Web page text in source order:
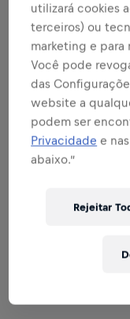
Expandir
SEJA UM
PRODUTO
SEJA UM
utilizará cookies
terceiros) ou
marketing e para
Você pode
das
website a
podem ser
Privacidade e
abaixo.”
Rejeitar